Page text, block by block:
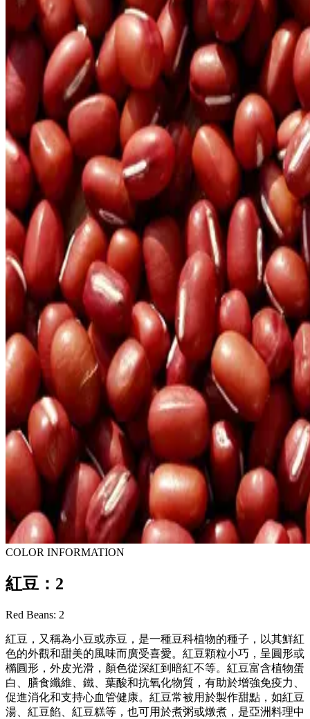
COLOR INFORMATION
紅豆：2
Red Beans: 2
紅豆，又稱為小豆或赤豆，是一種豆科植物的種子，以其鮮紅
色的外觀和甜美的風味而廣受喜愛。紅豆顆粒小巧，呈圓形或
橢圓形，外皮光滑，顏色從深紅到暗紅不等。紅豆富含植物蛋
白、膳食纖維、鐵、葉酸和抗氧化物質，有助於增強免疫力、
促進消化和支持心血管健康。紅豆常被用於製作甜點，如紅豆
湯、紅豆餡、紅豆糕等，也可用於煮粥或燉煮，是亞洲料理中